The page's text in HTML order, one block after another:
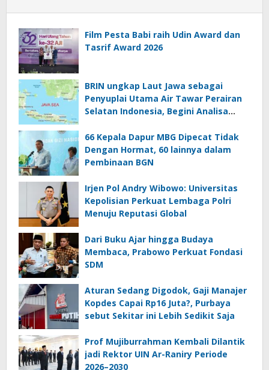
Film Pesta Babi raih Udin Award dan
Tasrif Award 2026
BRIN ungkap Laut Jawa sebagai
Penyuplai Utama Air Tawar Perairan
Selatan Indonesia, Begini Analisa
66 Kepala Dapur MBG Dipecat Tidak
Dengan Hormat, 60 lainnya dalam
Pembinaan BGN
Irjen Pol Andry Wibowo: Universitas
Kepolisian Perkuat Lembaga Polri
Menuju Reputasi Global
Dari Buku Ajar hingga Budaya
Membaca, Prabowo Perkuat Fondasi
SDM
Aturan Sedang Digodok, Gaji Manajer
Kopdes Capai Rp16 Juta?, Purbaya
sebut Sekitar ini Lebih Sedikit Saja
Prof Mujiburrahman Kembali Dilantik
jadi Rektor UIN Ar-Raniry Periode
2026–2030